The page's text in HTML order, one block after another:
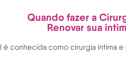
Quando fazer a
Renovar sua
é conhecida como cirurgia íntima